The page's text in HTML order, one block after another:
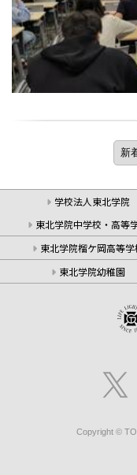
学校法人東北学院
東北学院中学校・高等
東北学院榴ケ岡高等学
東北学院幼稚園
Copyright ©